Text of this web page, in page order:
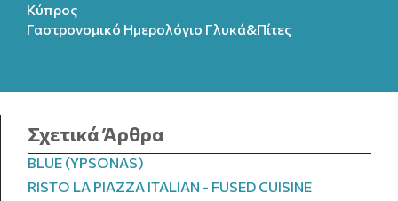
Κύπρος
Γαστρονομικό Ημερολόγιo Γλυκά&Πίτες
Σχετικά Άρθρα
BLUE (YPSONAS)
RISTO LA PIAZZA ITALIAN - FUSED CUISINE